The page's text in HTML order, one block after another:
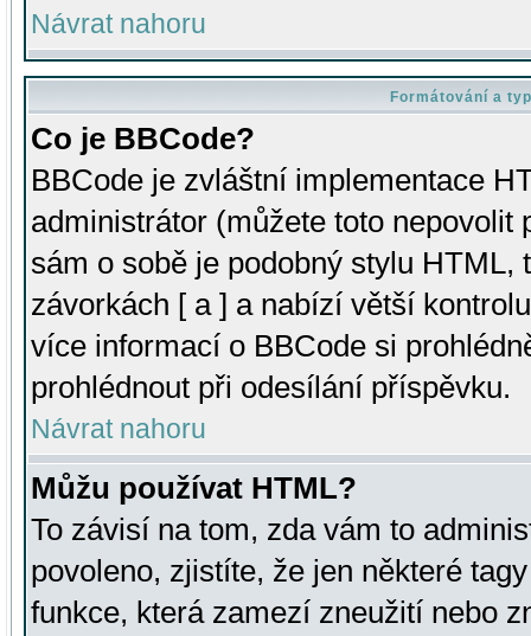
Návrat nahoru
Formátování a
Co je BBCode?
BBCode je zvláštní implementace
administrátor (můžete toto
sám o sobě je podobný stylu HTML,
závorkách [ a ] a nabízí větší
více informací o BBCode si
prohlédnout při odesílání příspěvku.
Návrat nahoru
Můžu používat HTML?
To závisí na tom, zda vám to
povoleno, zjistíte, že jen některé
funkce, která zamezí zneužití nebo